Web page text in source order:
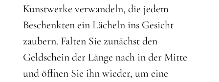
Kunstwerke verwandeln, die jedem
Beschenkten ein Lächeln ins Gesicht
zaubern. Falten Sie zunächst den
Geldschein der Länge nach in der Mitte
und öffnen Sie ihn wieder, um eine